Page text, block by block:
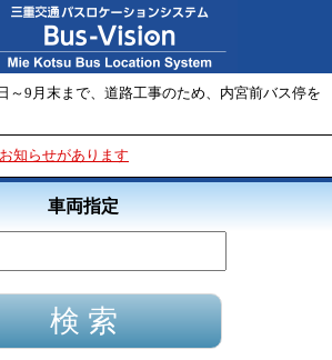
～9月末まで、道路工事のため、内宮前バス停を
知らせがあります
車両指定